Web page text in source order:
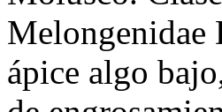
Melongenidae
ápice algo